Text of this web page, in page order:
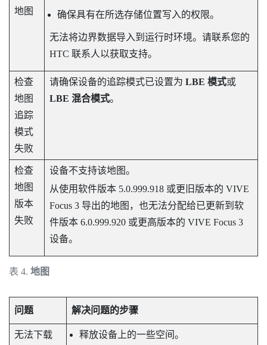
表 4. 地图
地图
确保具有在所选存储位置写入的权限。
无法将边界数据导入到运行时环境。请联系您的
HTC 联系人以获取支持。
检查
地图
追踪
模式
失败
请确保设备的追踪模式已设置为 LBE 模式或
LBE 混合模式。
检查
地图
版本
失败
设备不支持该地图。
从使用软件版本 5.0.999.918 或更旧版本的 VIVE
Focus 3 导出的地图，也无法分配给已更新到软
件版本 6.0.999.920 或更高版本的 VIVE Focus 3
设备。
问题 解决问题的步骤
无法下载
释放设备上的一些空间。